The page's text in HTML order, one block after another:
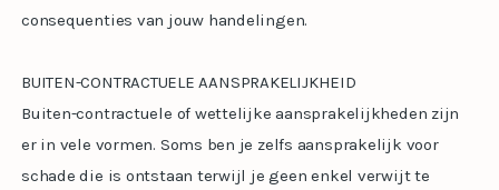
consequenties van jouw handelingen.
BUITEN-CONTRACTUELE AANSPRAKELIJKHEID
Buiten-contractuele of wettelijke aansprakelijkheden zijn
er in vele vormen. Soms ben je zelfs aansprakelijk voor
schade die is ontstaan terwijl je geen enkel verwijt te